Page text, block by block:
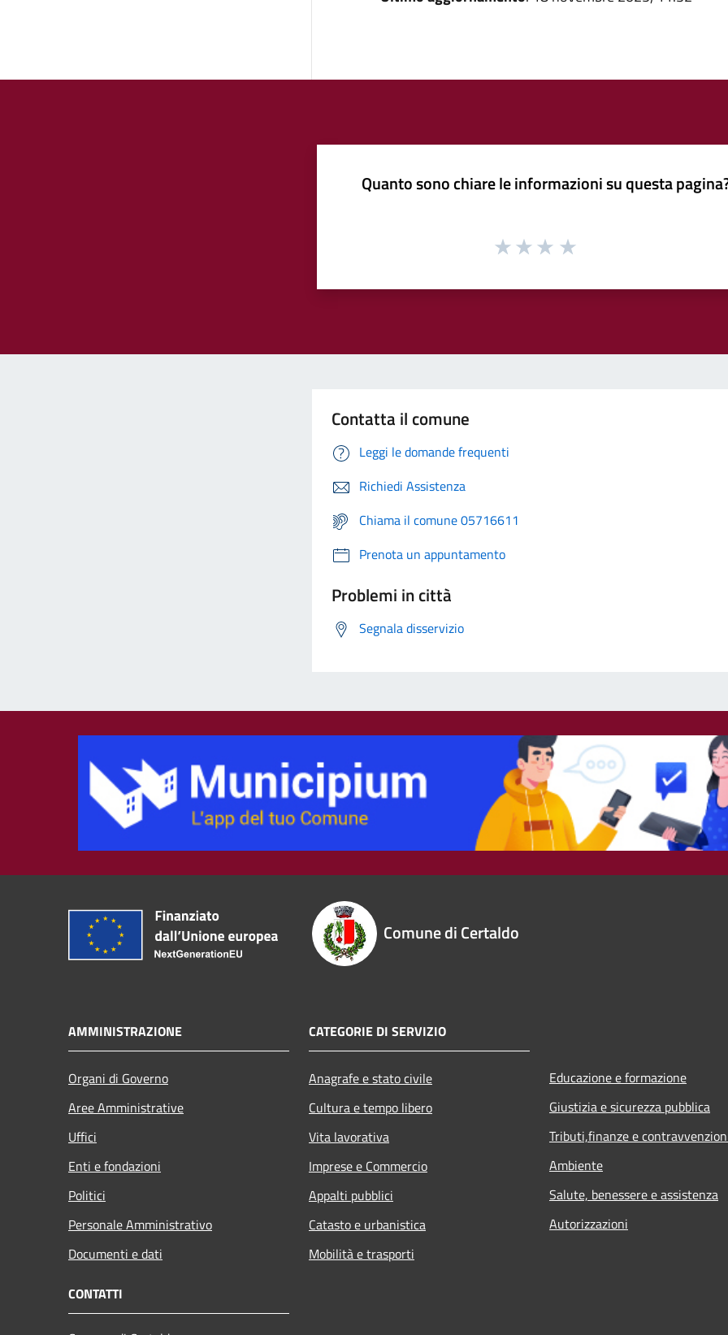
Quanto sono chiare le informazioni su questa
Contatta il comune
Leggi le domande frequenti
Richiedi Assistenza
Chiama il comune 05716611
Prenota un appuntamento
Problemi in città
Segnala disservizio
Comune di Certaldo
AMMINISTRAZIONE
Organi di Governo
Aree Amministrative
Uffici
Enti e fondazioni
Politici
Personale Amministrativo
Documenti e dati
CATEGORIE DI SERVIZIO
Anagrafe e stato civile
Cultura e tempo libero
Vita lavorativa
Imprese e Commercio
Appalti pubblici
Catasto e urbanistica
Mobilità e trasporti
Educazione e formazione
Giustizia e sicurezza pubblica
Tributi,finanze e
Ambiente
Salute, benessere e assistenza
Autorizzazioni
CONTATTI